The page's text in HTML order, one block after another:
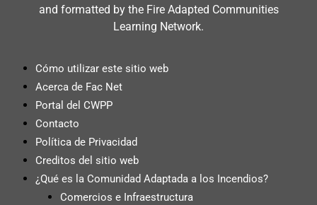
and formatted by the Fire Adapted Communities
Learning Network.
Cómo utilizar este sitio web
Acerca de Fac Net
Portal del CWPP
Contacto
Política de Privacidad
Creditos del sitio web
¿Qué es la Comunidad Adaptada a los Incendios?
Comercios e Infraestructura